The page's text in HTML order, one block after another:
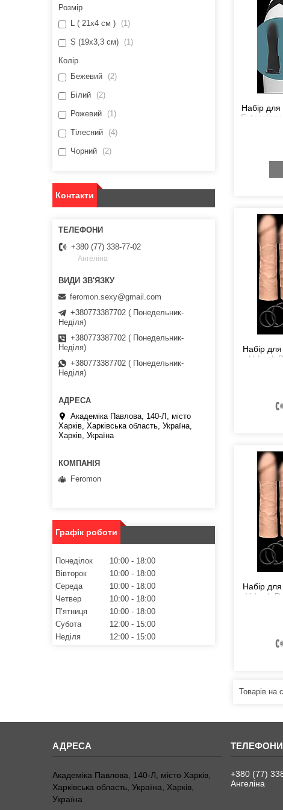
Набір
Набір
U-Lock
Набір
U-Lock
Розмір
L ( 21x4 см )
1
S (19х3,3 см) 1
Колір
Бежевий
2
Білий 2
Рожевий 1
Тілесний 4
Чорний 2
Контакти
+380 (77) 338-77-02
Ангеліна
feromon.sexy@gmail.com
+380773387702 ( Понедельник-
Неділя)
+380773387702 ( Понедельник-
Неділя)
+380773387702 ( Понедельник-
Неділя)
Академіка Павлова, 140-Л, місто
Харків, Харківська область, Україна,
Харків, Україна
Feromon
Графік роботи
Понеділок 10:00
18:00
Вівторок
10:00
18:00
Середа
10:00
18:00
Четвер
10:00
18:00
Пʼятниця
10:00
18:00
Субота
12:00
15:00
Неділя
12:00 15:00
Академіка Павлова, 140-Л, місто Харків,
Харківська область, Україна, Харків,
Україна
+380 (77)
Ангеліна